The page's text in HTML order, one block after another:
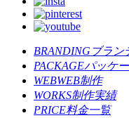
BRANDING ブラン
PACKAGEパッケ
WEBWEB制作
WORKS制作実績
PRICE料金一覧